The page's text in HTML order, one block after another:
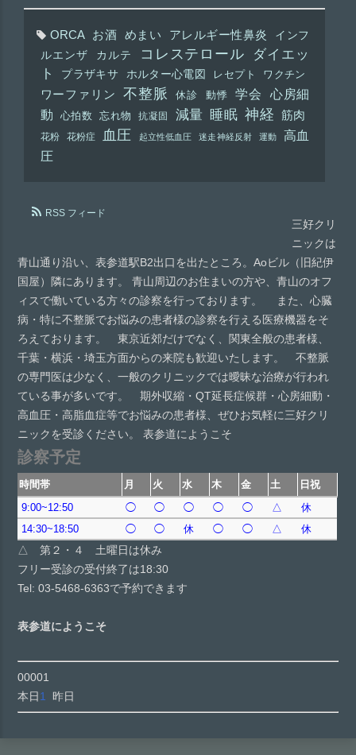
ORCA お酒 めまい アレルギー性鼻炎
インフ
ルエンザ
カルテ コレステロール
ダイエッ
ト
プラザキサ ホルター心電図 レセプト ワクチン
ワーファリン 不整脈 休診 動悸 学会
心房細
動
心拍数 忘れ物 抗凝固 減量 睡眠 神経 筋肉
花粉 花粉症 血圧 起立性低血圧 迷走神経反射 運動
高血
圧
RSS フィード
三好クリ
ニックは
青山通り沿い、表参道駅B2出口を出たところ。Aoビル（旧紀伊
国屋）隣にあります。 青山周辺のお住まいの方や、青山のオフ
ィスで働いている方々の診察を行っております。 また、心臓
病・特に不整脈でお悩みの患者様の診察を行える医療機器をそ
ろえております。 東京近郊だけでなく、関東全般の患者様、
千葉・横浜・埼玉方面からの来院も歓迎いたします。 不整脈
の専門医は少なく、一般のクリニックでは曖昧な治療が行われ
ている事が多いです。 期外収縮・QT延長症候群・心房細動・
高血圧・高脂血症等でお悩みの患者様、ぜひお気軽に三好クリ
ニックを受診ください。 表参道にようこそ
診察予定
時間帯 月 火 水 木 金 土
日祝
9:00~12:50
◯ ◯ ◯ ◯ ◯ △
休
14:30~18:50
◯ ◯ 休 ◯ ◯ △ 休
△ 第２・４ 土曜日は休み
フリー受診の受付終了は18:30
Tel: 03-5468-6363で予約できます
表参道にようこそ
00001
本日1 昨日